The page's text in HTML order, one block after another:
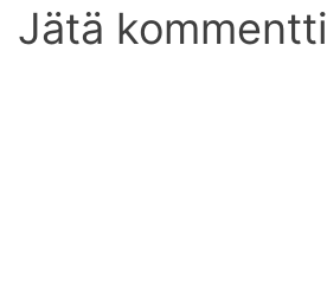
Jätä kommentti